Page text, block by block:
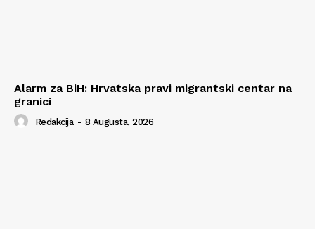
Alarm za BiH: Hrvatska pravi migrantski centar na
granici
Redakcija - 8 Augusta, 2026